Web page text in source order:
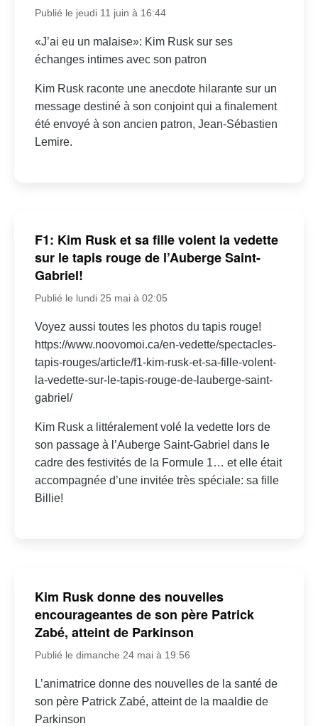
Publié le jeudi 11 juin à 16:44
«J’ai eu un malaise»: Kim Rusk sur ses
échanges intimes avec son patron
Kim Rusk raconte une anecdote hilarante sur un
message destiné à son conjoint qui a finalement
été envoyé à son ancien patron, Jean-Sébastien
Lemire.
F1: Kim Rusk et sa fille volent la vedette
sur le tapis rouge de l’Auberge Saint-
Gabriel!
Publié le lundi 25 mai à 02:05
Voyez aussi toutes les photos du tapis rouge!
https://www.noovomoi.ca/en-vedette/spectacles-
tapis-rouges/article/f1-kim-rusk-et-sa-fille-volent-
la-vedette-sur-le-tapis-rouge-de-lauberge-saint-
gabriel/
Kim Rusk a littéralement volé la vedette lors de
son passage à l’Auberge Saint-Gabriel dans le
cadre des festivités de la Formule 1… et elle était
accompagnée d’une invitée très spéciale: sa fille
Billie!
Kim Rusk donne des nouvelles
encourageantes de son père Patrick
Zabé, atteint de Parkinson
Publié le dimanche 24 mai à 19:56
L’animatrice donne des nouvelles de la santé de
son père Patrick Zabé, atteint de la maaldie de
Parkinson